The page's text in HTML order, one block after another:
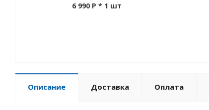
6 990 P * 1 шт
Описание Доставка Оплата